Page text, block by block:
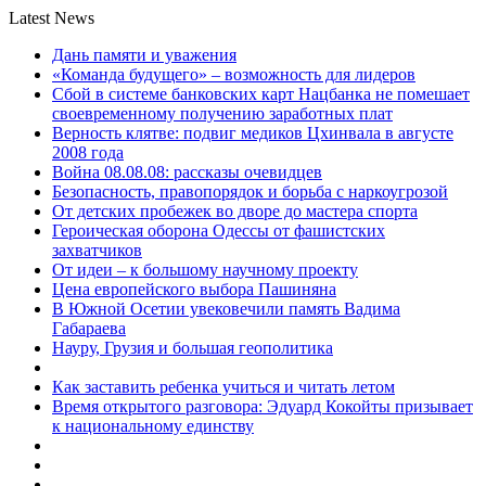
Latest News
Дань памяти и уважения
«Команда будущего» – возможность для лидеров
Сбой в системе банковских карт Нацбанка не помешает
своевременному получению заработных плат
Верность клятве: подвиг медиков Цхинвала в августе
2008 года
Война 08.08.08: рассказы очевидцев
Безопасность, правопорядок и борьба с наркоугрозой
От детских пробежек во дворе до мастера спорта
Героическая оборона Одессы от фашистских
захватчиков
От идеи – к большому научному проекту
Цена европейского выбора Пашиняна
В Южной Осетии увековечили память Вадима
Габараева
Науру, Грузия и большая геополитика
Как заставить ребенка учиться и читать летом
Время открытого разговора: Эдуард Кокойты призывает
к национальному единству